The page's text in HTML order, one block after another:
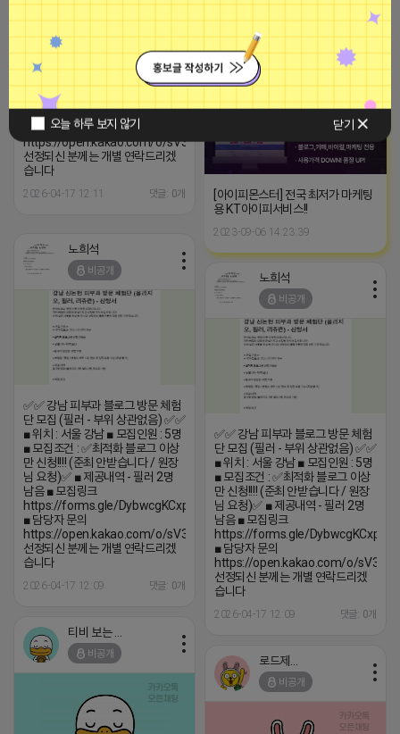
오늘 하루 보지 않기 닫기
■ 위치 : 서울 강남 ■ 모집인원 : 5명
■ 모집조건 : ✅️최적화 블로그 이상
만 신청!!!! (준최 안받습니다 / 원장
님 요청)✅️ ■ 제공내역 - 필러 2명
남음 ■ 모집링크
https://forms.gle/DybwcgKCxpY47EeQ6
■ 담당자 문의
https://open.kakao.com/o/sV3QiT0h
선정되신 분께는 개별 연락드리겠
습니다
2026-04-17 12:11 댓글: 0개
광고
[아이피몬스터] 전국 최저가 마케팅
용 KT아이피서비스!!
2023-09-06 14:23:39
노희석
비공개
✅✅ 강남 피부과 블로그 방문 체험
단 모집 (필러 - 부위 상관없음) ✅✅
■ 위치 : 서울 강남 ■ 모집인원 : 5명
■ 모집조건 : ✅️최적화 블로그 이상
만 신청!!!! (준최 안받습니다 / 원장
님 요청)✅️ ■ 제공내역 - 필러 2명
남음 ■ 모집링크
https://forms.gle/DybwcgKCxpY47EeQ6
■ 담당자 문의
https://open.kakao.com/o/sV3QiT0h
선정되신 분께는 개별 연락드리겠
습니다
2026-04-17 12:09 댓글: 0개
노희석
비공개
✅✅ 강남 피부과 블로그 방문 체험
단 모집 (필러 - 부위 상관없음) ✅✅
■ 위치 : 서울 강남 ■ 모집인원 : 5명
■ 모집조건 : ✅️최적화 블로그 이상
만 신청!!!! (준최 안받습니다 / 원장
님 요청)✅️ ■ 제공내역 - 필러 2명
남음 ■ 모집링크
https://forms.gle/
■ 담당자 문의
https://open.kakao.com/o/
선정되신 분께는 개별 연락드리겠
습니다
2026-04-17 12:09 댓글: 0개
비공개
비공개